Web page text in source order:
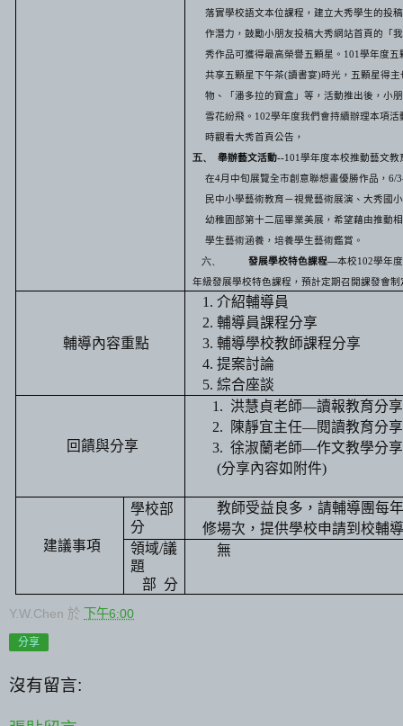
落實學校語文本位課程，建立大秀學生的投
作潛力，鼓勵小朋友投稿大秀網站首頁的「
秀作品可獲得最高榮譽五顆星。 101 學年度五
共享五顆星下午茶(讀書宴)時光，五顆星得主
物、「潘多拉的寶盒」等，活動推出後，小
雪花紛飛。 102學年度我們會持續辦理本項活
時觀看大秀首頁公告，
五、 舉辦藝文活動--101 學年度本校推動藝文教
在4月中旬展覽全市創意聯想畫優勝作品， 6/
民中小學藝術教育－視覺藝術展演、大秀國
幼稚園部第十二屆畢業美展，希望藉由推動
學生藝術涵養，培養學生藝術鑑賞。
六、 發展學校特色課程—本校102學年
年級發展學校特色課程，預計定期召開課發會
輔導內容重點
1. 介紹輔導員
2. 輔導員課程分享
3. 輔導學校教師課程分享
4. 提案討論
5. 綜合座談
回饋與分享
1. 洪慧貞老師—讀報教育分享
2.
陳靜宜主任—閱讀教育分享
3. 徐淑蘭老師—作文教學分享
(分享內容如附件)
建議事項
學校部
分
教師受益良多，請輔導團每
修場次，提供學校申請到校輔
領域/議
題
部 分
無
Y.W.Chen 於 下午6:00
分享
沒有留言: